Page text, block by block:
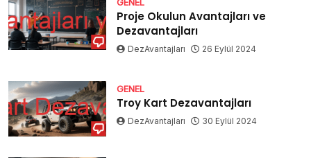
Proje Okulun Avantajları ve
Dezavantajları
DezAvantajları 26 Eylül 2024
GENEL
Troy Kart Dezavantajları
DezAvantajları 30 Eylül 2024